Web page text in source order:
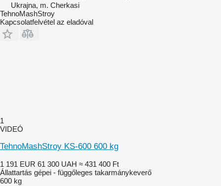
Ukrajna, m. Cherkasi
TehnoMashStroy
Kapcsolatfelvétel az eladóval
1
VIDEÓ
TehnoMashStroy KS-600 600 kg
1 191 EUR 61 300 UAH ≈ 431 400 Ft
Állattartás gépei - függőleges takarmánykeverő
600 kg